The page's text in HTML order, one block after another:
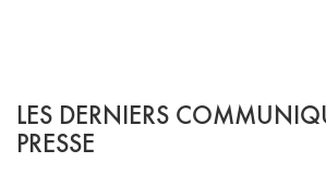
LES DERNIERS
PRESSE